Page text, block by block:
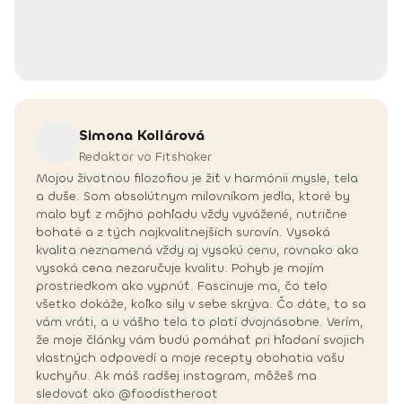
Simona Kollárová
Redaktor vo Fitshaker
Mojou životnou filozofiou je žiť v harmónii mysle, tela
a duše. Som absolútnym milovníkom jedla, ktoré by
malo byť z môjho pohľadu vždy vyvážené, nutrične
bohaté a z tých najkvalitnejších surovín. Vysoká
kvalita neznamená vždy aj vysokú cenu, rovnako ako
vysoká cena nezaručuje kvalitu. Pohyb je mojím
prostriedkom ako vypnúť. Fascinuje ma, čo telo
všetko dokáže, koľko sily v sebe skrýva. Čo dáte, to sa
vám vráti, a u vášho tela to platí dvojnásobne. Verím,
že moje články vám budú pomáhať pri hľadaní svojich
vlastných odpovedí a moje recepty obohatia vašu
kuchyňu. Ak máš radšej instagram, môžeš ma
sledovať ako @foodistheroot